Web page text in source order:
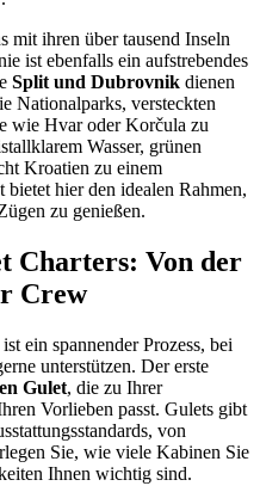
mit ihren über tausend Inseln
ist ebenfalls ein aufstrebendes
Split und Dubrovnik dienen
Nationalparks, versteckten
wie Hvar oder Korčula zu
Wasser, grünen
Kroatien zu einem
hier den idealen Rahmen,
zu genießen.
Charters: Von der
Crew
ist ein spannender Prozess, bei
unterstützen. Der erste
Gulet, die zu Ihrer
Vorlieben passt. Gulets gibt
von
Sie, wie viele Kabinen Sie
Ihnen wichtig sind.